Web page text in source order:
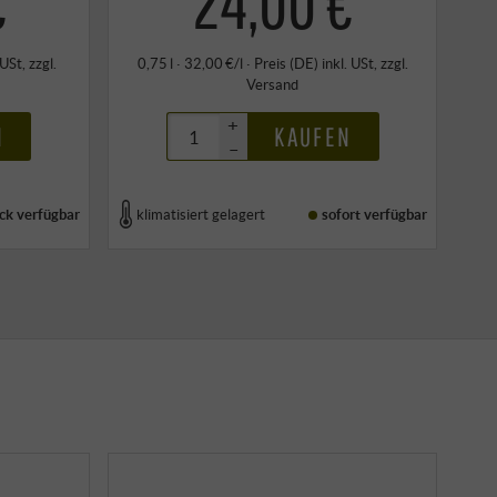
, zzgl.
verfügbar
0,75 l · 32,00 €/l · Preis (DE) inkl. USt, zzgl.
Versand
+
–
KAUFEN
klimatisiert gelagert sofort verfügbar